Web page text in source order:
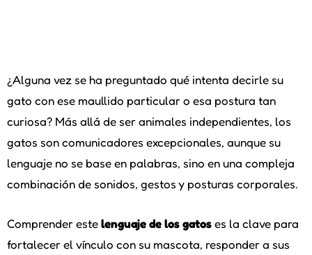
¿Alguna vez se ha preguntado qué intenta decirle su
gato con ese maullido particular o esa postura tan
curiosa? Más allá de ser animales independientes, los
gatos son comunicadores excepcionales, aunque su
lenguaje no se base en palabras, sino en una compleja
combinación de sonidos, gestos y posturas corporales.
Comprender estelenguaje de los gatoses la clave para
fortalecer el vínculo con su mascota, responder a sus